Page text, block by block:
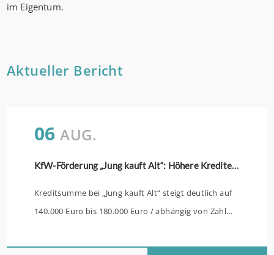
im Eigentum.
Aktueller Bericht
06 AUG.
KfW-Förderung „Jung kauft Alt“: Höhere Kredite ab August 2026
Kreditsumme bei „Jung kauft Alt“ steigt deutlich auf
140.000 Euro bis 180.000 Euro / abhängig von Zahl
verbilligt: Heutiger Zins bei 0,53 Prozent effektiv bei